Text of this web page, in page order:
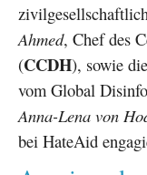
Ahmed, Chef des
(CCDH), sowie
vom Global
Anna-Lena von
bei HateAid